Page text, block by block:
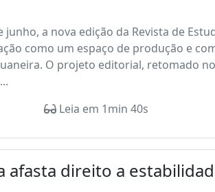
junho, a nova edição da Revista de
como um espaço de produção e
O projeto editorial, retomado
Leia em 1min 40s
afasta direito a